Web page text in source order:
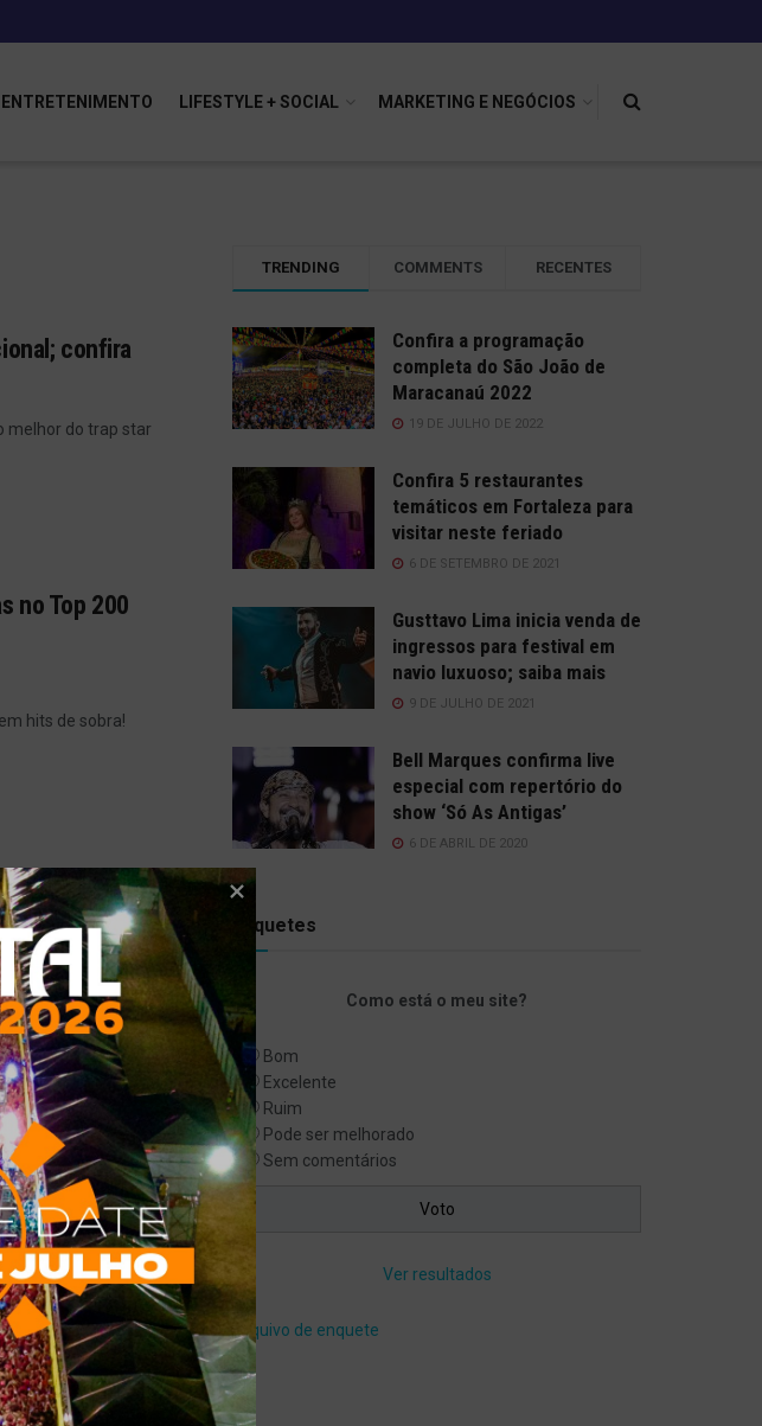
ENTRETENIMENTO LIFESTYLE + SOCIAL MARKETING E NEGÓCIOS
confira
melhor do trap star
no Top 200
hits de sobra!
TRENDING COMMENTS RECENTES
Confira a programação
completa do São João de
Maracanaú 2022
19 DE JULHO DE 2022
Confira 5 restaurantes
temáticos em Fortaleza para
visitar neste feriado
6 DE SETEMBRO DE 2021
Gusttavo Lima inicia venda de
ingressos para festival em
navio luxuoso; saiba mais
9 DE JULHO DE 2021
Bell Marques confirma live
especial com repertório do
show ‘Só As Antigas’
6 DE ABRIL DE 2020
Enquetes
Como está o meu site?
Bom
Excelente
Ruim
Pode ser melhorado
Sem comentários
Ver resultados
Arquivo de enquete